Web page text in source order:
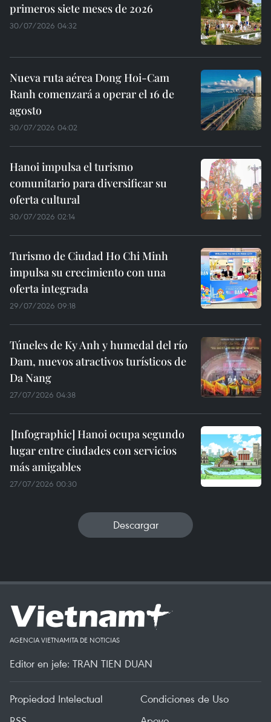
primeros siete meses de 2026
30/07/2026 04:32
Nueva ruta aérea Dong Hoi-Cam
Ranh comenzará a operar el 16 de
agosto
30/07/2026 04:02
Hanoi impulsa el turismo
comunitario para diversificar su
oferta cultural
30/07/2026 02:14
Turismo de Ciudad Ho Chi Minh
impulsa su crecimiento con una
oferta integrada
29/07/2026 09:18
Túneles de Ky Anh y humedal del río
Dam, nuevos atractivos turísticos de
Da Nang
27/07/2026 04:38
Hanoi ocupa segundo
lugar entre ciudades con servicios
más amigables
27/07/2026 00:30
Descargar
AGENCIA VIETNAMITA DE NOTICIAS
Editor en jefe: TRAN TIEN DUAN
Propiedad Intelectual
Condiciones de Uso